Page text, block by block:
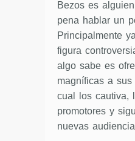
Bezos es
pena hablar un
Principalmente
figura
algo sabe es
magníficas a
cual los cautiva,
promotores y
nuevas